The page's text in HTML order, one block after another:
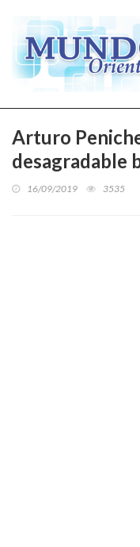
Arturo
desagradable
16/09/2019 3535